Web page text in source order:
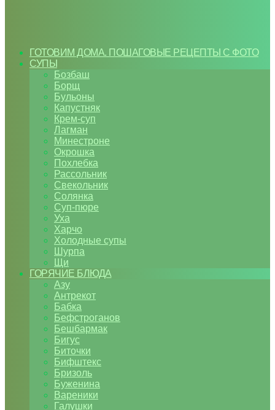
ГОТОВИМ ДОМА. ПОШАГОВЫЕ РЕЦЕПТЫ С ФОТО
СУПЫ
Бозбаш
Борщ
Бульоны
Капустняк
Крем-суп
Лагман
Минестроне
Окрошка
Похлебка
Рассольник
Свекольник
Солянка
Суп-пюре
Уха
Харчо
Холодные супы
Шурпа
Щи
ГОРЯЧИЕ БЛЮДА
Азу
Антрекот
Бабка
Бефстроганов
Бешбармак
Бигус
Биточки
Бифштекс
Бризоль
Буженина
Вареники
Галушки